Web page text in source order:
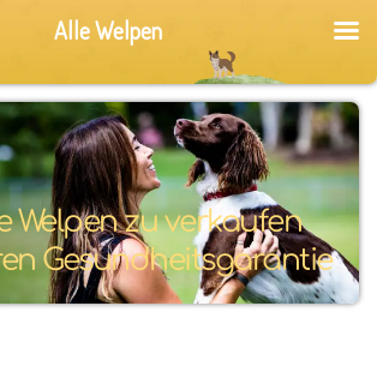
Welpen zu verkaufen
Gesundheitsgarantie
Alle Welpen